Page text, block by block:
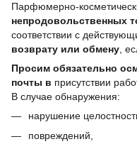
Парфюмерно-
непродовольственных
соответствии с
возврату или обмену ,
Просим обязательно
почты в присутствии
В случае обнаружения:
нарушение
повреждений,